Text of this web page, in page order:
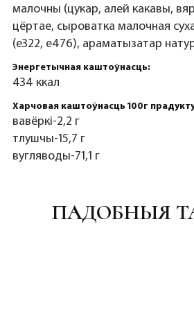
малочны (цукар, алей какавы,
цёртае, сыроватка малочная
(е322, е476), араматызатар
Энергетычная каштоўнасць:
434 ккал
Харчовая каштоўнасць 100г
вавёркі-2,2 г
тлушчы-15,7 г
вугляводы-71,1 г
ПАДОБНЫЯ